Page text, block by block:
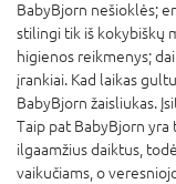
BabyBjorn nešioklės;
stilingi tik iš kokybiškų
higienos reikmenys;
įrankiai. Kad laikas
BabyBjorn žaisliukas.
Taip pat BabyBjorn yra
ilgaamžius daiktus,
vaikučiams, o